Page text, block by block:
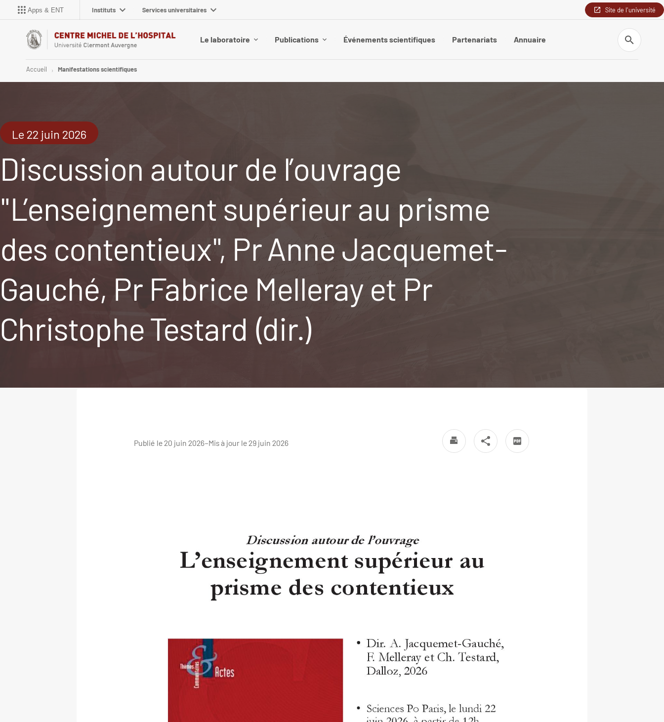
Apps & ENT Instituts Services universitaires Site de l'université
Le laboratoire Publications Événements scientifiques Partenariats Annuaire
Recherche
Accueil Manifestations scientifiques
Le 22 juin 2026
Discussion autour de l’ouvrage
"L’enseignement supérieur au prisme
des contentieux", Pr Anne Jacquemet-
Gauché, Pr Fabrice Melleray et Pr
Christophe Testard (dir.)
Publié le 20 juin 2026–Mis à jour le 29 juin 2026